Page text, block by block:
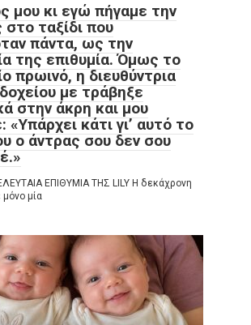
μου κι εγώ πήγαμε την
ταξίδι που
πάντα, ως την
της επιθυμία. Όμως το
πρωινό, η διευθύντρια
με τράβηξε
στην άκρη και μου
«Υπάρχει κάτι γι’ αυτό το
ο άντρας σου δεν σου
ΕΠΙΘΥΜΙΑ ΤΗΣ LILY Η δεκάχρονη
μία